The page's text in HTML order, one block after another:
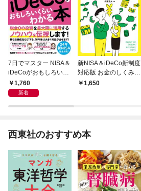
7日でマスター NISA＆
iDeCoがおもしろいく
らいわかる本
1,760
新着
新NISA＆iDeCo新制度
対応版 お金のしくみ見
るだけノート
1,650
西東社のおすすめ本